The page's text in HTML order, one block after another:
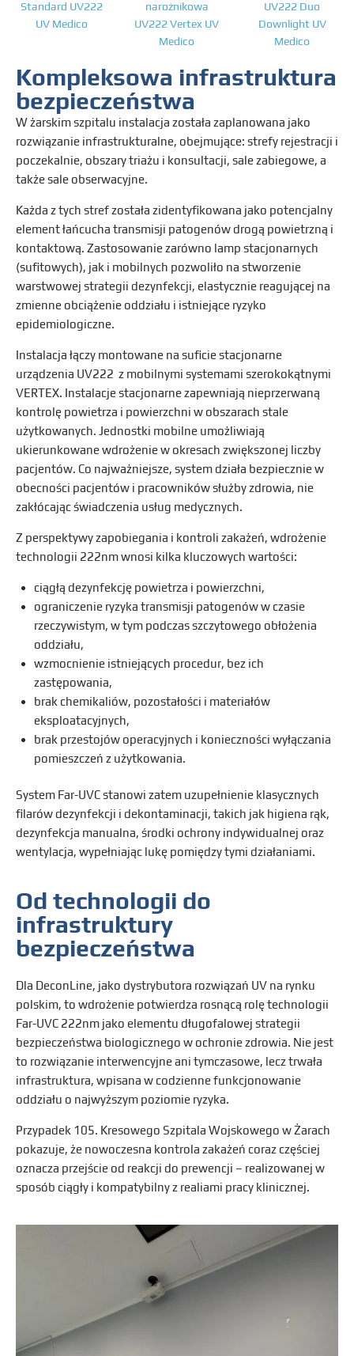
Standard UV222
UV Medico
narożnikowa
UV222 Vertex UV
Medico
UV222 Duo
Downlight UV
Medico
Kompleksowa infrastruktura
bezpieczeństwa
W żarskim szpitalu instalacja została zaplanowana jako
rozwiązanie infrastrukturalne, obejmujące: strefy rejestracji i
poczekalnie, obszary triażu i konsultacji, sale zabiegowe, a
także sale obserwacyjne.
Każda z tych stref została zidentyfikowana jako potencjalny
element łańcucha transmisji patogenów drogą powietrzną i
kontaktową. Zastosowanie zarówno lamp stacjonarnych
(sufitowych), jak i mobilnych pozwoliło na stworzenie
warstwowej strategii dezynfekcji, elastycznie reagującej na
zmienne obciążenie oddziału i istniejące ryzyko
epidemiologiczne.
Instalacja łączy montowane na suficie stacjonarne
urządzenia UV222 z mobilnymi systemami szerokokątnymi
VERTEX. Instalacje stacjonarne zapewniają nieprzerwaną
kontrolę powietrza i powierzchni w obszarach stale
użytkowanych. Jednostki mobilne umożliwiają
ukierunkowane wdrożenie w okresach zwiększonej liczby
pacjentów. Co najważniejsze, system działa bezpiecznie w
obecności pacjentów i pracowników służby zdrowia, nie
zakłócając świadczenia usług medycznych.
Z perspektywy zapobiegania i kontroli zakażeń, wdrożenie
technologii 222nm wnosi kilka kluczowych wartości:
ciągłą dezynfekcję powietrza i powierzchni,
ograniczenie ryzyka transmisji patogenów w czasie
rzeczywistym, w tym podczas szczytowego obłożenia
oddziału,
wzmocnienie istniejących procedur, bez ich
zastępowania,
brak chemikaliów, pozostałości i materiałów
eksploatacyjnych,
brak przestojów operacyjnych i konieczności wyłączania
pomieszczeń z użytkowania.
System Far-UVC stanowi zatem uzupełnienie klasycznych
filarów dezynfekcji i dekontaminacji, takich jak higiena rąk,
dezynfekcja manualna, środki ochrony indywidualnej oraz
wentylacja, wypełniając lukę pomiędzy tymi działaniami.
Od technologii do
infrastruktury
bezpieczeństwa
Dla DeconLine, jako dystrybutora rozwiązań UV na rynku
polskim, to wdrożenie potwierdza rosnącą rolę technologii
Far-UVC 222nm jako elementu długofalowej strategii
bezpieczeństwa biologicznego w ochronie zdrowia. Nie jest
to rozwiązanie interwencyjne ani tymczasowe, lecz trwała
infrastruktura, wpisana w codzienne funkcjonowanie
oddziału o najwyższym poziomie ryzyka.
Przypadek 105. Kresowego Szpitala Wojskowego w Żarach
pokazuje, że nowoczesna kontrola zakażeń coraz częściej
oznacza przejście od reakcji do prewencji – realizowanej w
sposób ciągły i kompatybilny z realiami pracy klinicznej.